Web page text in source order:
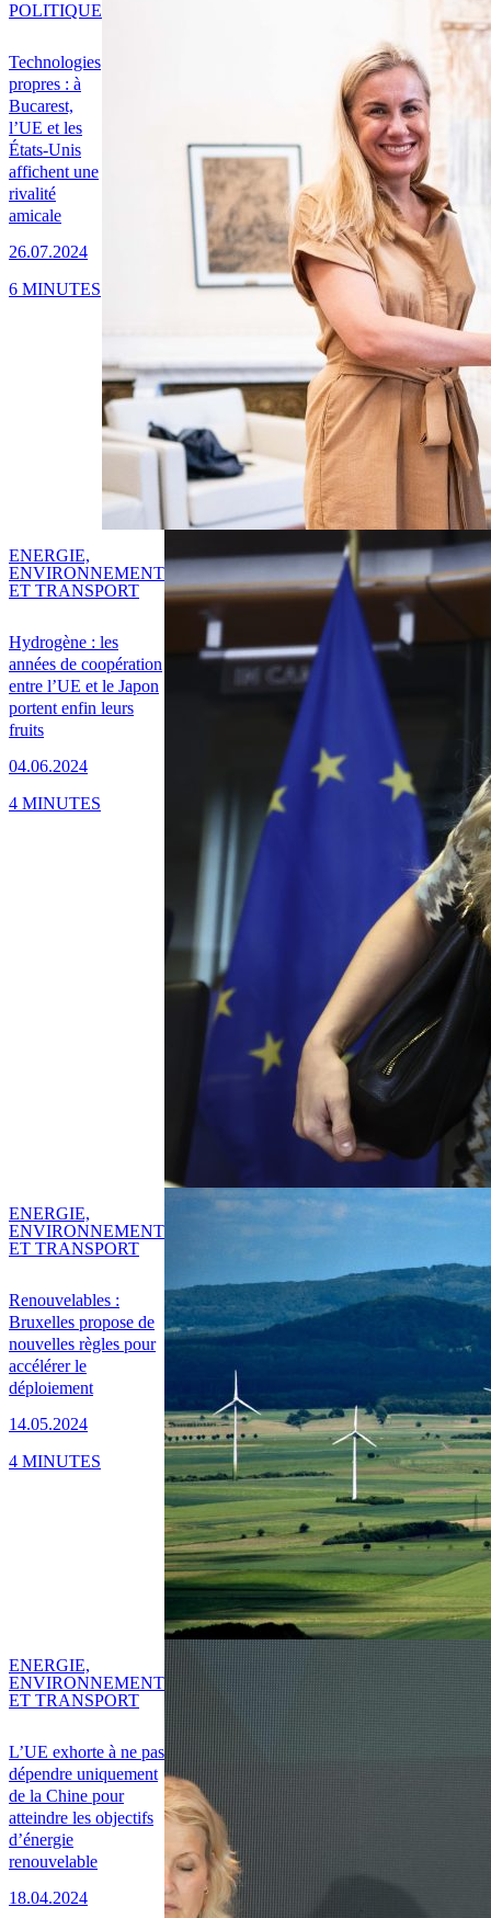
Technologies
propres : à
Bucarest,
l’UE et les
États-Unis
affichent une
rivalité
amicale
26.07.2024
POLITIQUE
6 MINUTES
Hydrogène : les
années de coopération
entre l’UE et le Japon
portent enfin leurs
fruits
04.06.2024
ENERGIE,
ENVIRONNEMENT
ET TRANSPORT
4 MINUTES
Renouvelables :
Bruxelles propose de
nouvelles règles pour
accélérer le
déploiement
14.05.2024
ENERGIE,
ENVIRONNEMENT
ET TRANSPORT
4 MINUTES
L’UE exhorte à ne pas
dépendre uniquement
de la Chine pour
atteindre les objectifs
d’énergie
renouvelable
18.04.2024
ENERGIE,
ENVIRONNEMENT
ET TRANSPORT